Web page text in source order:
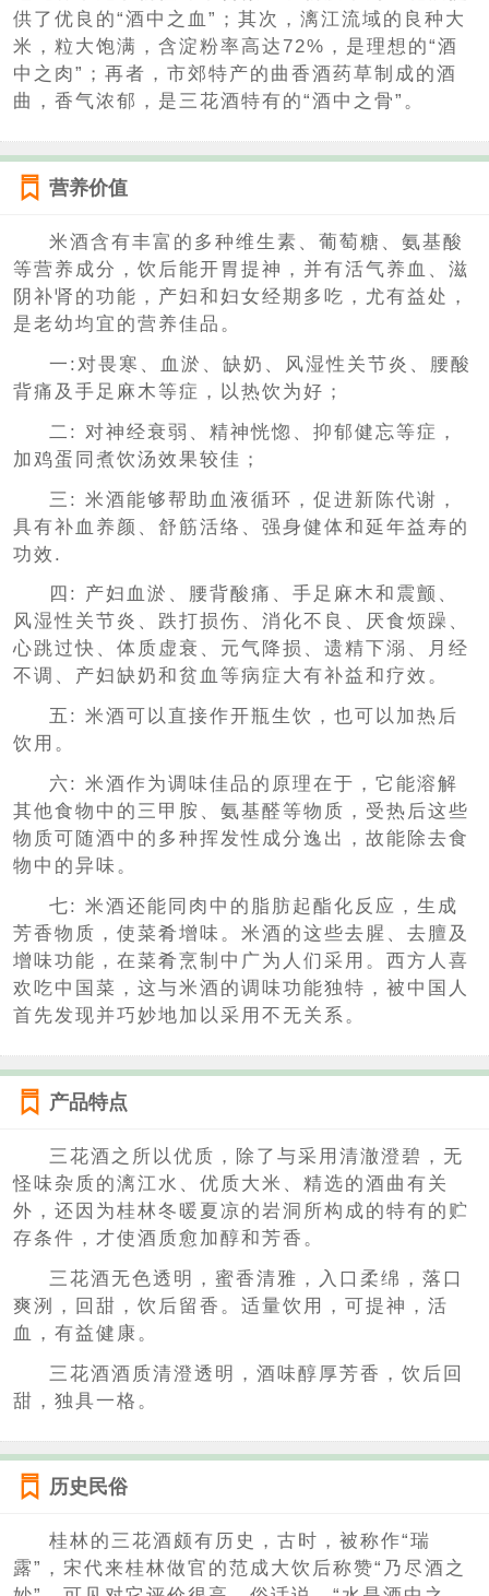
供了优良的“酒中之血”；其次，漓江流域的良种大
米，粒大饱满，含淀粉率高达72%，是理想的“酒
中之肉”；再者，市郊特产的曲香酒药草制成的酒
曲，香气浓郁，是三花酒特有的“酒中之骨”。
营养价值
米酒含有丰富的多种维生素、葡萄糖、氨基酸
等营养成分，饮后能开胃提神，并有活气养血、滋
阴补肾的功能，产妇和妇女经期多吃，尤有益处，
是老幼均宜的营养佳品。
一:对畏寒、血淤、缺奶、风湿性关节炎、腰酸
背痛及手足麻木等症，以热饮为好；
二: 对神经衰弱、精神恍惚、抑郁健忘等症，
加鸡蛋同煮饮汤效果较佳；
三: 米酒能够帮助血液循环，促进新陈代谢，
具有补血养颜、舒筋活络、强身健体和延年益寿的
功效.
四: 产妇血淤、腰背酸痛、手足麻木和震颤、
风湿性关节炎、跌打损伤、消化不良、厌食烦躁、
心跳过快、体质虚衰、元气降损、遗精下溺、月经
不调、产妇缺奶和贫血等病症大有补益和疗效。
五: 米酒可以直接作开瓶生饮，也可以加热后
饮用。
六: 米酒作为调味佳品的原理在于，它能溶解
其他食物中的三甲胺、氨基醛等物质，受热后这些
物质可随酒中的多种挥发性成分逸出，故能除去食
物中的异味。
七: 米酒还能同肉中的脂肪起酯化反应，生成
芳香物质，使菜肴增味。米酒的这些去腥、去膻及
增味功能，在菜肴烹制中广为人们采用。西方人喜
欢吃中国菜，这与米酒的调味功能独特，被中国人
首先发现并巧妙地加以采用不无关系。
产品特点
三花酒之所以优质，除了与采用清澈澄碧，无
怪味杂质的漓江水、优质大米、精选的酒曲有关
外，还因为桂林冬暖夏凉的岩洞所构成的特有的贮
存条件，才使酒质愈加醇和芳香。
三花酒无色透明，蜜香清雅，入口柔绵，落口
爽洌，回甜，饮后留香。适量饮用，可提神，活
血，有益健康。
三花酒酒质清澄透明，酒味醇厚芳香，饮后回
甜，独具一格。
历史民俗
桂林的三花酒颇有历史，古时，被称作“瑞
露”，宋代来桂林做官的范成大饮后称赞“乃尽酒之